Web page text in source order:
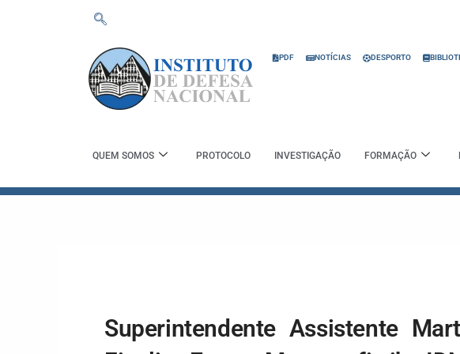
PDF NOTÍCIAS DESPORTO
QUEM SOMOS PROTOCOLO INVESTIGAÇÃO FORMAÇÃO
Superintendente Assistente